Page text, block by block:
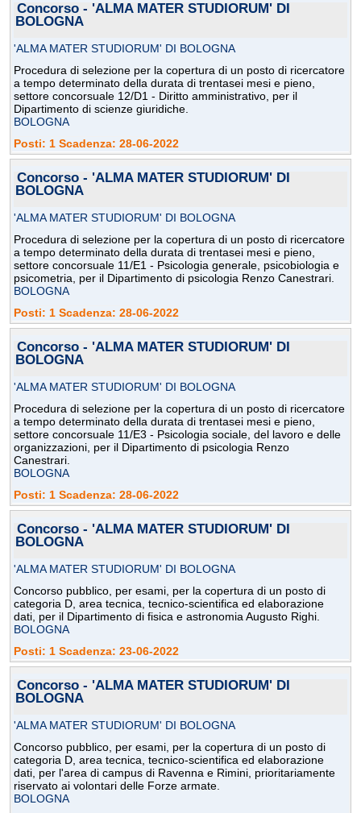
Concorso - 'ALMA MATER STUDIORUM' DI
BOLOGNA
'ALMA MATER STUDIORUM' DI BOLOGNA
Procedura di selezione per la copertura di un posto di ricercatore
a tempo determinato della durata di trentasei mesi e pieno,
settore concorsuale 12/D1 - Diritto amministrativo, per il
Dipartimento di scienze giuridiche.
BOLOGNA
Posti: 1 Scadenza: 28-06-2022
Concorso - 'ALMA MATER STUDIORUM' DI
BOLOGNA
'ALMA MATER STUDIORUM' DI BOLOGNA
Procedura di selezione per la copertura di un posto di ricercatore
a tempo determinato della durata di trentasei mesi e pieno,
settore concorsuale 11/E1 - Psicologia generale, psicobiologia e
psicometria, per il Dipartimento di psicologia Renzo Canestrari.
BOLOGNA
Posti: 1 Scadenza: 28-06-2022
Concorso - 'ALMA MATER STUDIORUM' DI
BOLOGNA
'ALMA MATER STUDIORUM' DI BOLOGNA
Procedura di selezione per la copertura di un posto di ricercatore
a tempo determinato della durata di trentasei mesi e pieno,
settore concorsuale 11/E3 - Psicologia sociale, del lavoro e delle
organizzazioni, per il Dipartimento di psicologia Renzo
Canestrari.
BOLOGNA
Posti: 1 Scadenza: 28-06-2022
Concorso - 'ALMA MATER STUDIORUM' DI
BOLOGNA
'ALMA MATER STUDIORUM' DI BOLOGNA
Concorso pubblico, per esami, per la copertura di un posto di
categoria D, area tecnica, tecnico-scientifica ed elaborazione
dati, per il Dipartimento di fisica e astronomia Augusto Righi.
BOLOGNA
Posti: 1 Scadenza: 23-06-2022
Concorso - 'ALMA MATER STUDIORUM' DI
BOLOGNA
'ALMA MATER STUDIORUM' DI BOLOGNA
Concorso pubblico, per esami, per la copertura di un posto di
categoria D, area tecnica, tecnico-scientifica ed elaborazione
dati, per l'area di campus di Ravenna e Rimini, prioritariamente
riservato ai volontari delle Forze armate.
BOLOGNA